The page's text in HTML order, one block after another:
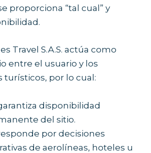
proporciona “tal cual” y
Travel S.A.S. actúa como
entre el usuario y los
turísticos, por lo cual:
disponibilidad
del sitio.
por decisiones
de aerolíneas, hoteles u